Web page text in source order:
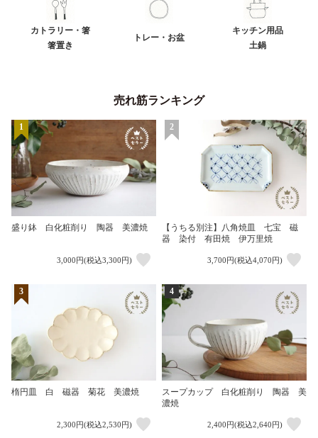
カトラリー・箸
箸置き
トレー・お盆
キッチン用品
土鍋
売れ筋ランキング
1
盛り鉢 白化粧削り 陶器 美濃焼
3,000円(税込3,300円)
2
【うちる別注】八角焼皿 七宝 磁
器 染付 有田焼 伊万里焼
3,700円(税込4,070円)
3
楕円皿 白 磁器 菊花 美濃焼
2,300円(税込2,530円)
4
スープカップ 白化粧削り 陶器 美
濃焼
2,400円(税込2,640円)